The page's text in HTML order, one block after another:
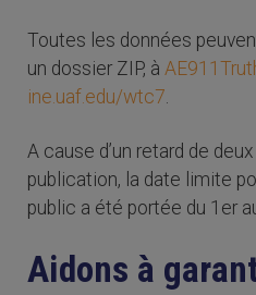
Toutes les données
un dossier ZIP, à
ine.uaf.edu/wtc7.
A cause d’un retard de
publication, la date limite
public a été portée du 1er
Aidons à